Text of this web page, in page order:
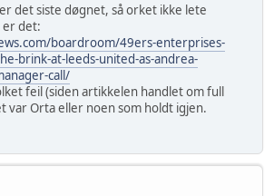
det siste døgnet, så orket ikke lete
er det:
boardroom/49ers-enterprises-
brink-at-leeds-united-as-andrea-
call/
feil (siden artikkelen handlet om full
var Orta eller noen som holdt igjen.